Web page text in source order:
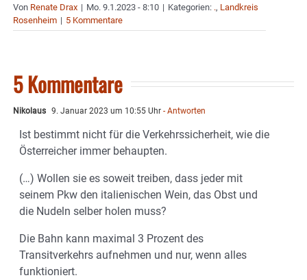
Von Renate Drax | Mo. 9.1.2023 - 8:10 | Kategorien: ., Landkreis
Rosenheim | 5 Kommentare
5 Kommentare
Nikolaus 9. Januar 2023 um 10:55 Uhr - Antworten
Ist bestimmt nicht für die Verkehrssicherheit, wie die
Österreicher immer behaupten.
(…) Wollen sie es soweit treiben, dass jeder mit
seinem Pkw den italienischen Wein, das Obst und
die Nudeln selber holen muss?
Die Bahn kann maximal 3 Prozent des
Transitverkehrs aufnehmen und nur, wenn alles
funktioniert.